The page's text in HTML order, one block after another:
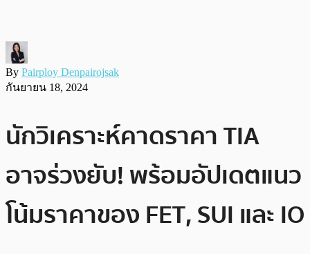
By Pairploy Denpairojsak
กันยายน 18, 2024
นักวิเคราะห์คาดราคา TIA
อาจร่วงยับ! พร้อมอัปเดตแนว
โน้มราคาของ FET, SUI และ IO